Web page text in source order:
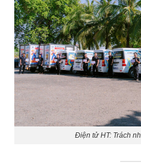
Điện tử HT: Trách